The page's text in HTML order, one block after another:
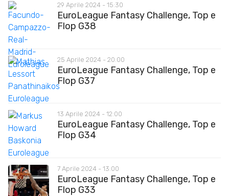
29 Aprile 2024 - 15:30
EuroLeague Fantasy Challenge, Top e
Flop G38
25 Aprile 2024 - 20:00
EuroLeague Fantasy Challenge, Top e
Flop G37
13 Aprile 2024 - 12:00
EuroLeague Fantasy Challenge, Top e
Flop G34
7 Aprile 2024 - 13:00
EuroLeague Fantasy Challenge, Top e
Flop G33